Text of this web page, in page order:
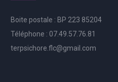
Boite postale : BP 223 85204
Téléphone : 07.49.57.76.81
terpsichore.flc@gmail.com